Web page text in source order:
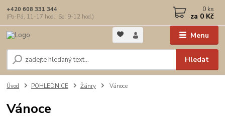
Menu
Hledat
+420 608 331 344
(Po-Pá, 11-17 hod.; So, 9-12 hod.)
0 ks
za 0 Kč
Úvod POHLEDNICE Žánry Vánoce
Vánoce